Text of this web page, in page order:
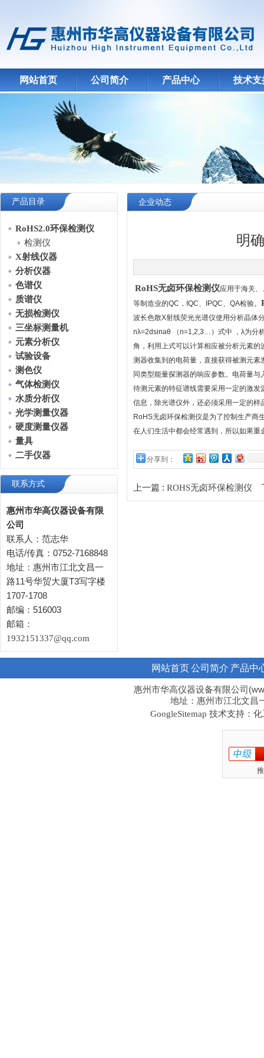
网站首页 公司简介 产品中心 技术支
产品目录
RoHS2.0环保检测仪
检测仪
X射线仪器
分析仪器
色谱仪
质谱仪
无损检测仪
三坐标测量机
元素分析仪
试验设备
测色仪
气体检测仪
水质分析仪
光学测量仪器
硬度测量仪器
量具
二手仪器
联系方式
惠州市华高仪器设备有限
公司
联系人：范志华
电话/传真：0752-7168848
地址：惠州市江北文昌一
路11号华贸大厦T3写字楼
1707-1708
邮编：516003
邮箱：
1932151337@qq.com
企业动态
明
RoHS无卤环保检测仪应用于海关
等制造业的QC，IQC、IPQC、QA检验。
波长色散X射线荧光光谱仪使用分析晶体
nλ=2dsinaθ （n=1,2,3…）式中 ，λ为分
角，利用上式可以计算相应被分析元素
测器收集到的电荷量，直接获得被测元
同类型能量探测器的响应参数。电荷量
待测元素的特征谱线需要采用一定的激
信息，除光谱仪外，还必须采用一定的
RoHS无卤环保检测仪是为了控制生产商
在人们生活中都会经常遇到，所以如果
分享到：
上一篇 : ROHS无卤环保检测仪
网站首页公司简介 产品中
惠州市华高仪器设备有限公司
地址：惠州市江北文昌
GoogleSitemap 技术支持：